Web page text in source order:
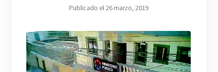
Publicado el 26 marzo, 2019